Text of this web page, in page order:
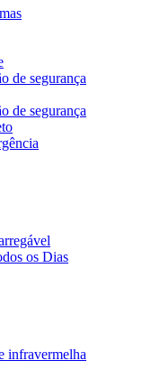
de segurança
de segurança
os Dias
infravermelha